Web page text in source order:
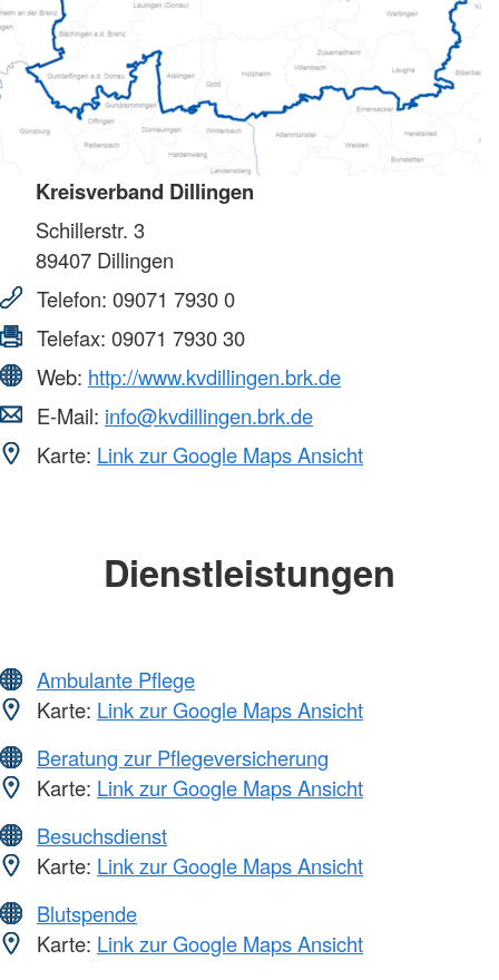
Kreisverband Dillingen
Schillerstr. 3
89407 Dillingen
Telefon: 09071 7930 0
Telefax: 09071 7930 30
Web: http://www.kvdillingen.brk.de
E-Mail: info@kvdillingen.brk.de
Karte: Link zur Google Maps Ansicht
Dienstleistungen
Ambulante Pflege
Karte: Link zur Google Maps Ansicht
Beratung zur Pflegeversicherung
Karte: Link zur Google Maps Ansicht
Besuchsdienst
Karte: Link zur Google Maps Ansicht
Blutspende
Karte: Link zur Google Maps Ansicht